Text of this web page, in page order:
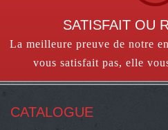
SATISFAIT OU
La meilleure preuve de notre
vous satisfait pas, elle
CATALOGUE